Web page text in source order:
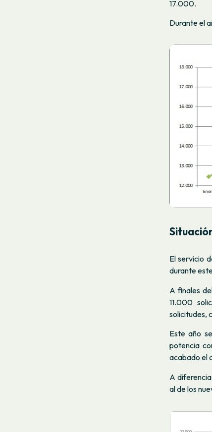
17.000.
Durante el
El servicio
durante
A finales
11.000
solicitudes,
Este año
potencia
acabado el
A
al de los